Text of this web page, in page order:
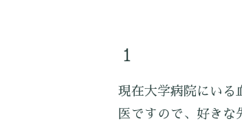
１
現在大学病院にいる
医ですので、好きな